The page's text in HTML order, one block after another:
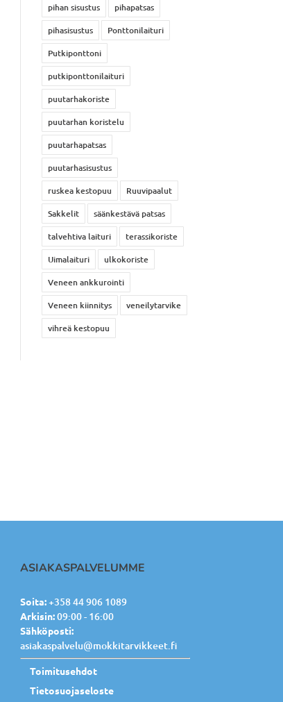
pihan sisustus
pihapatsas
pihasisustus
Ponttonilaituri
Putkiponttoni
putkiponttonilaituri
puutarhakoriste
puutarhan koristelu
puutarhapatsas
puutarhasisustus
ruskea kestopuu
Ruuvipaalut
Sakkelit
säänkestävä patsas
talvehtiva laituri
terassikoriste
Uimalaituri
ulkokoriste
Veneen ankkurointi
Veneen kiinnitys
veneilytarvike
vihreä kestopuu
ASIAKASPALVELUMME
Soita:+358 44 906 1089
Arkisin:09:00 - 16:00
Sähköposti:
asiakaspalvelu@mokkitarvikkeet.fi
Toimitusehdot
Tietosuojaseloste